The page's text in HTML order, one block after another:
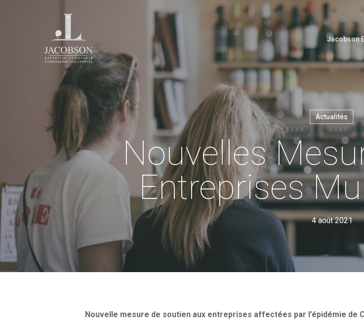
Jacobson
Actualités
Nouvelles
Entreprises
4 août 2021
Nouvelle mesure de soutien aux entreprises affectées par l’épidémie de